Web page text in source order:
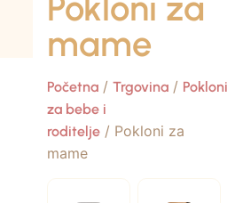
mame
Početna/ Trgovina/ Pokloni
za bebe i
roditelje/ Pokloni za
mame